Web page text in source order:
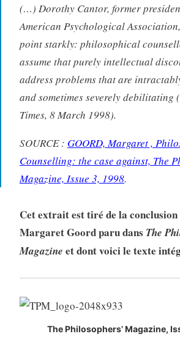
(…) Dorothy Cantor, former
American Psychological
point starkly: philosophical
assume that purely intellectual
address problems that are
and sometimes severely debilitating
Times, 8 March 1998).
SOURCE : GOORD, Margaret ,
Counselling: the case against, The
Magazine, Issue 3, 1998.
Cet extrait est tiré de la
Margaret Goord paru dans The
Magazine et dont voici le texte
The Philosophers’ Magazine,